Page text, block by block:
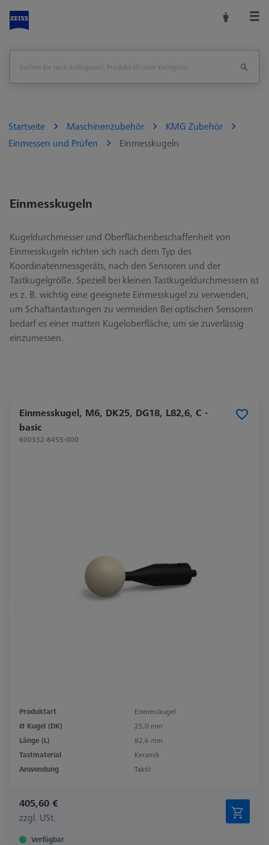
Startseite Maschinenzubehör
KMG Zubehör
Einmessen und Prüfen
Einmesskugeln
Einmesskugeln
Kugeldurchmesser und Oberflächenbeschaffenheit von
Einmesskugeln richten sich nach dem Typ des
Koordinatenmessgeräts, nach den Sensoren und der
Tastkugelgröße. Speziell bei kleinen Tastkugeldurchmessern ist
es z. B. wichtig eine geeignete Einmesskugel zu verwenden,
um Schaftantastungen zu vermeiden Bei optischen Sensoren
bedarf es einer matten Kugeloberfläche, um sie zuverlässig
einzumessen.
Einmesskugel, M6, DK25, DG18, L82,6, C -
basic
600332-8455-000
Produktart
Einmesskugel
Ø Kugel (DK)
25,0 mm
Länge (L)
82,6 mm
Tastmaterial
Keramik
Anwendung
Taktil
405,60 €
zzgl. USt.
Verfügbar